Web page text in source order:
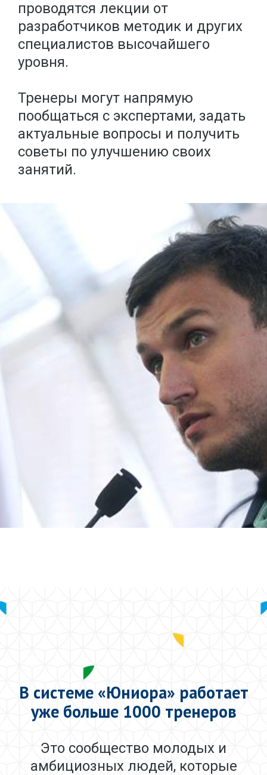
проводятся лекции от
разработчиков методик и других
специалистов высочайшего
уровня.
Тренеры могут напрямую
пообщаться с экспертами, задать
актуальные вопросы и получить
советы по улучшению своих
занятий.
В системе «Юниора» работает
уже больше 1000 тренеров
Это сообщество молодых и
амбициозных людей, которые